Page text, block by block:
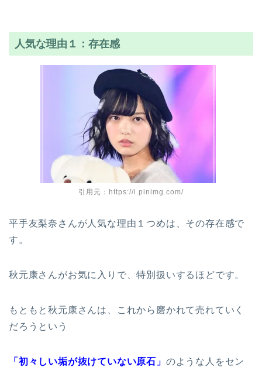
人気な理由１：存在感
引用元：https://i.pinimg.com/
平手友梨奈さんが人気な理由１つめは、その存在感で
す。
秋元康さんがお気に入りで、特別扱いするほどです。
もともと秋元康さんは、これから磨かれて売れていく
だろうという
「初々しい垢が抜けていない原石」 のような人をセン